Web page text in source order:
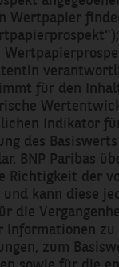
Wertpapier
für den
Indikator
des
BNP Paribas
Richtigkeit der
kann diese
die
Informationen
zum